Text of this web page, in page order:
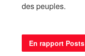
des peuples.
En rapport Posts